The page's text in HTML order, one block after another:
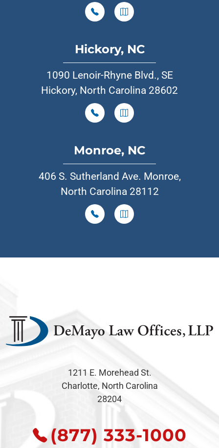
Hickory, NC
1090 Lenoir-Rhyne Blvd., SE
Hickory, North Carolina 28602
Monroe, NC
406 S. Sutherland Ave. Monroe,
North Carolina 28112
1211 E. Morehead St.
Charlotte, North Carolina
28204
(877) 333-1000